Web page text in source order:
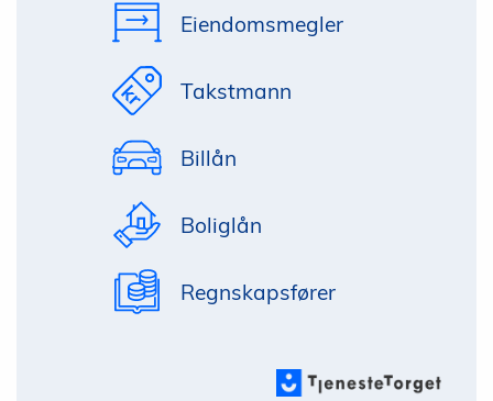
Eiendomsmegler
Takstmann
Billån
Boliglån
Regnskapsfører